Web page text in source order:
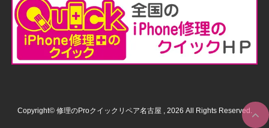
Copyright© 修理のProクイックリペア名古屋 , 2026 All Rights Reserved.